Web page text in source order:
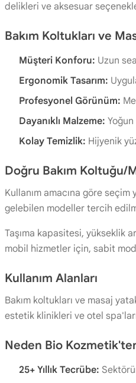
delikleri ve aksesuar
Bakım Koltukları ve
Müşteri Konforu: Uzun
Ergonomik Tasarım:
Profesyonel Görünüm:
Dayanıklı Malzeme: Yoğun
Kolay Temizlik: Hijyenik
Doğru Bakım Koltuğu/
Kullanım amacına göre seçim
gelebilen modeller tercih
Taşıma kapasitesi, yükseklik
mobil hizmetler için, sabit
Kullanım Alanları
Bakım koltukları ve masaj
estetik klinikleri ve otel
Neden Bio Kozmetik'ten
25+ Yıllık Tecrübe: